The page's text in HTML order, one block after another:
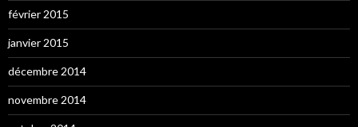
février 2015
janvier 2015
décembre 2014
novembre 2014